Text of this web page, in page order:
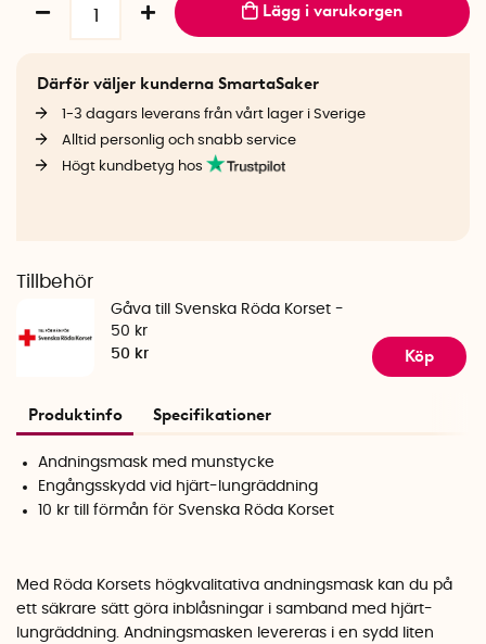
Lägg i varukorgen
Därför väljer kunderna SmartaSaker
1-3 dagars leverans från vårt lager i Sverige
Alltid personlig och snabb service
Högt kundbetyg hos
Tillbehör
Gåva till Svenska Röda Korset -
50 kr
50 kr
Köp
Produktinfo Specifikationer
Andningsmask med munstycke
Engångsskydd vid hjärt-lungräddning
10 kr till förmån för Svenska Röda Korset
Med Röda Korsets högkvalitativa andningsmask kan du på
ett säkrare sätt göra inblåsningar i samband med hjärt-
lungräddning. Andningsmasken levereras i en sydd liten